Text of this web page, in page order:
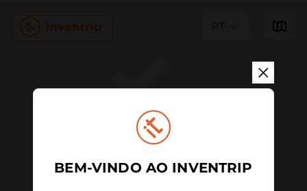
PT
BEM-VINDO AO INVENTRIP